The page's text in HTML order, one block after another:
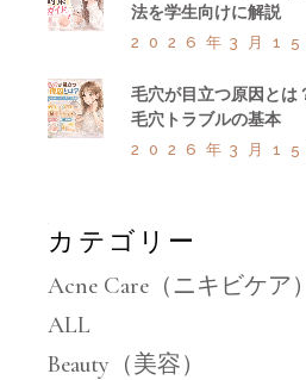
法を学生向けに解説
2026年3月15
毛穴が目立つ原因とは
毛穴トラブルの基本
2026年3月15
カテゴリー
Acne Care（ニキビケア）
ALL
Beauty（美容）